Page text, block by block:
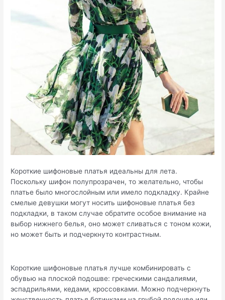
Короткие шифоновые платья идеальны для лета.
Поскольку шифон полупрозрачен, то желательно, чтобы
платье было многослойным или имело подкладку. Крайне
смелые девушки могут носить шифоновые платья без
подкладки, в таком случае обратите особое внимание на
выбор нижнего белья, оно может сливаться с тоном кожи,
но может быть и подчеркнуто контрастным.
Короткие шифоновые платья лучше комбинировать с
обувью на плоской подошве: греческими сандалиями,
эспадрильями, кедами, кроссовками. Можно подчеркнуть